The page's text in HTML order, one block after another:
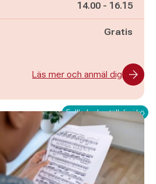
Pågår mellan
14.00 - och
16.15
Gratis
Läs mer och anmäl dig
Fullbokad - ställ dig i kö